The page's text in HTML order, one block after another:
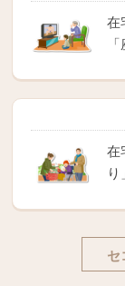
在
在
セ